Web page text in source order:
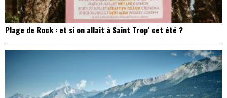
Plage de Rock : et si on allait à Saint Trop’ cet été ?